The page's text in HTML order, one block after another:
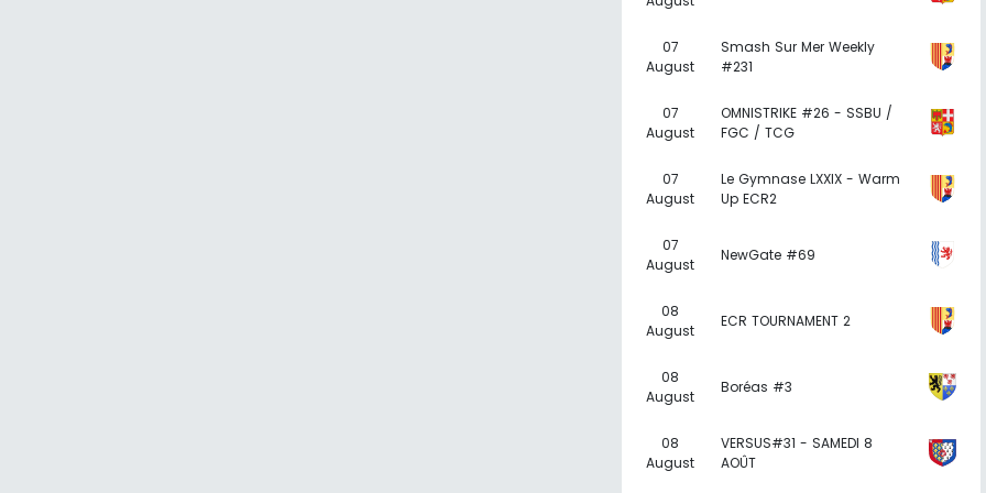
07
August
Smash Sur Mer Weekly
#231
07
August
OMNISTRIKE #26 - SSBU /
FGC / TCG
07
August
Le Gymnase LXXIX - Warm
Up ECR2
07
August
NewGate #69
08
August
ECR TOURNAMENT 2
08
August
Boréas #3
08
August
VERSUS#31 - SAMEDI 8
AOÛT